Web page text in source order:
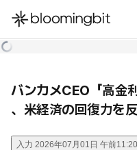
한국어
バンカメCEO「高金
、米経済の回復力を反
入力 2026年07月01日 午前11:20